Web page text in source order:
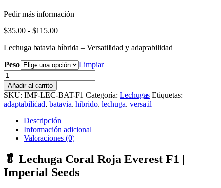
Pedir más información
$35.00 - $115.00Rango
precios:
$35.00
$115.00
Lechuga batavia híbrida – Versatilidad y adaptabilidad
Peso
Limpiar
Lechuga
Hibrida
Everest
F1
(Batavia
Morada)
cantidad
Añadir al carrito
SKU: IMP-LEC-BAT-F1 Categoría: Lechugas Etiquetas:
adaptabilidad, batavia, hibrido, lechuga, versatil
Descripción
Información adicional
Valoraciones (0)
🥬 Lechuga Coral Roja Everest F1 |
Imperial Seeds